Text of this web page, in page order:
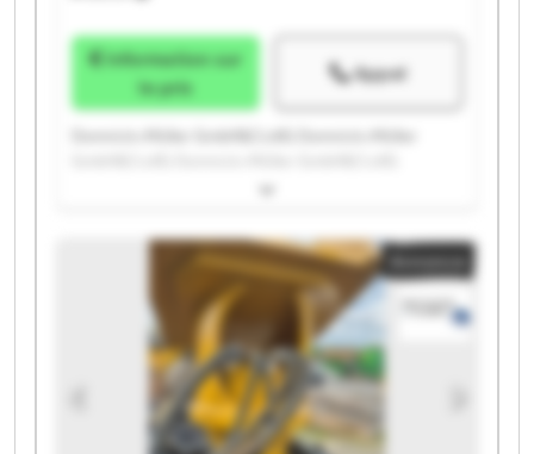
le prix
Appel
Domnick+Müller GmbH&Co.KG Domnick+Müller
Domnick+Müller GmbH&Co.KG Domnick+Müller
GmbH&Co.KG Domnick+Müller GmbH&Co.KG
Domnick+Müller GmbH&Co.KG Domnick+Müller
GmbH&Co.KG Domnick+Müller GmbH&Co.KG
Domnick+Müller GmbH&Co.KG Domnick+Müller
GmbH&Co.KG Domnick+Müller GmbH&Co.KG
Domnick+Müller GmbH&Co.KG Domnick+Müller
GmbH&Co.KG Domnick+Müller GmbH&Co.KG
Domnick+Müller GmbH&Co.KG Domnick+Müller
Annonce